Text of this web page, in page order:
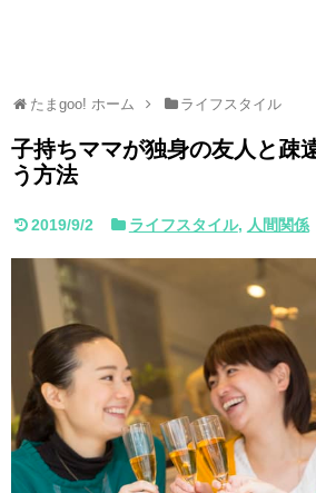
たまgoo! ホーム ライフスタイル
子持ちママが独身の友人と疎
う方法
2019/9/2 ライフスタイル, 人間関係